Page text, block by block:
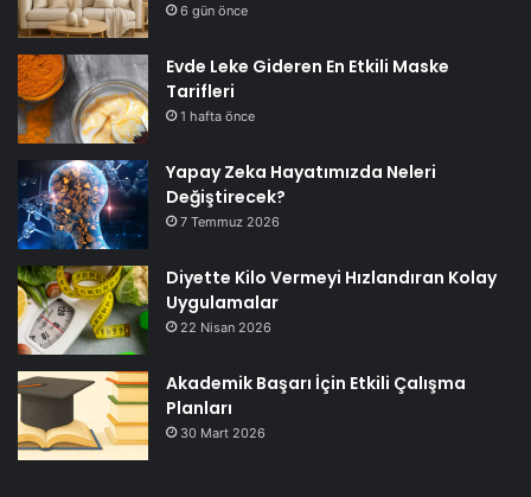
6 gün önce
Evde Leke Gideren En Etkili Maske
Tarifleri
1 hafta önce
Yapay Zeka Hayatımızda Neleri
Değiştirecek?
7 Temmuz 2026
Diyette Kilo Vermeyi Hızlandıran Kolay
Uygulamalar
22 Nisan 2026
Akademik Başarı İçin Etkili Çalışma
Planları
30 Mart 2026